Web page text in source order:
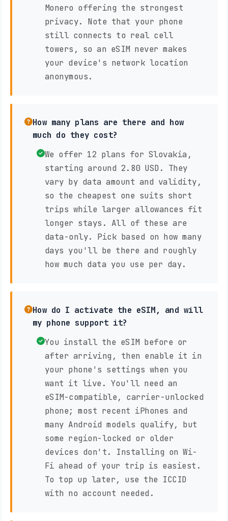
Monero offering the strongest
privacy. Note that your phone
still connects to real cell
towers, so an eSIM never makes
your device's network location
anonymous.
How many plans are there and how
much do they cost?
We offer 12 plans for Slovakia,
starting around 2.80 USD. They
vary by data amount and validity,
so the cheapest one suits short
trips while larger allowances fit
longer stays. All of these are
data-only. Pick based on how many
days you'll be there and roughly
how much data you use per day.
How do I activate the eSIM, and will
my phone support it?
You install the eSIM before or
after arriving, then enable it in
your phone's settings when you
want it live. You'll need an
eSIM-compatible, carrier-unlocked
phone; most recent iPhones and
many Android models qualify, but
some region-locked or older
devices don't. Installing on Wi-
Fi ahead of your trip is easiest.
To top up later, use the ICCID
with no account needed.